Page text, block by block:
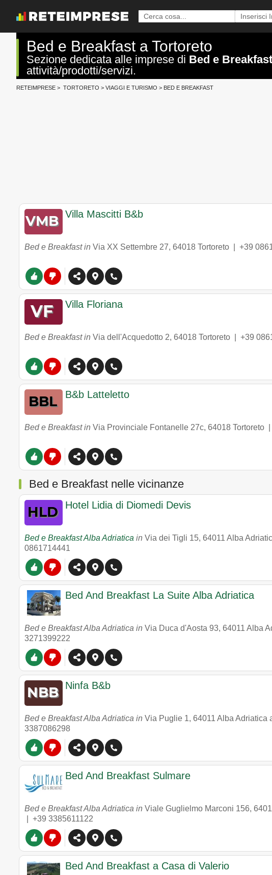
Bed e Breakfast a Tortoreto
Sezione dedicata alle imprese di Bed e
attività/prodotti/servizi.
RETEIMPRESE > TORTORETO > VIAGGI E TURISMO > BED E BREAKFAST
Villa Mascitti B&b
Bed e Breakfast in Via XX Settembre 27, 64018 Tortoreto +39
Villa Floriana
Bed e Breakfast in Via dell'Acquedotto 2, 64018 Tortoreto +39
B&b Latteletto
Bed e Breakfast in Via Provinciale Fontanelle 27c, 64018 Tortoreto
Bed e Breakfast nelle vicinanze
Hotel Lidia di Diomedi Devis
Bed e Breakfast Alba Adriatica in Via dei Tigli 15, 64011 Alba
0861714441
Bed And Breakfast La Suite Alba Adriatica
Bed e Breakfast Alba Adriatica in Via Duca d'Aosta 93, 64011 Alba
3271399222
Ninfa B&b
Bed e Breakfast Alba Adriatica in Via Puglie 1, 64011 Alba Adriatica
3387086298
Bed And Breakfast Sulmare
Bed e Breakfast Alba Adriatica in Viale Guglielmo Marconi 156,
+39 3385611122
Bed And Breakfast a Casa di Valerio